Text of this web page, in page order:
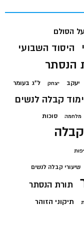
הסולם
היסוד השבועי
הנסתר
יעקב יצחק ל"ג בעומר
קבלה לנשים
מלחמה סוכות
קבלה
שיעורי קבלה לנשים
תורת הנסתר
תיקוני הזוהר